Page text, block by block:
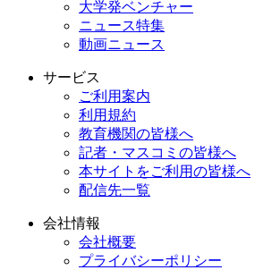
大学発ベンチャー
ニュース特集
動画ニュース
サービス
ご利用案内
利用規約
教育機関の皆様へ
記者・マスコミの皆様へ
本サイトをご利用の皆様へ
配信先一覧
会社情報
会社概要
プライバシーポリシー